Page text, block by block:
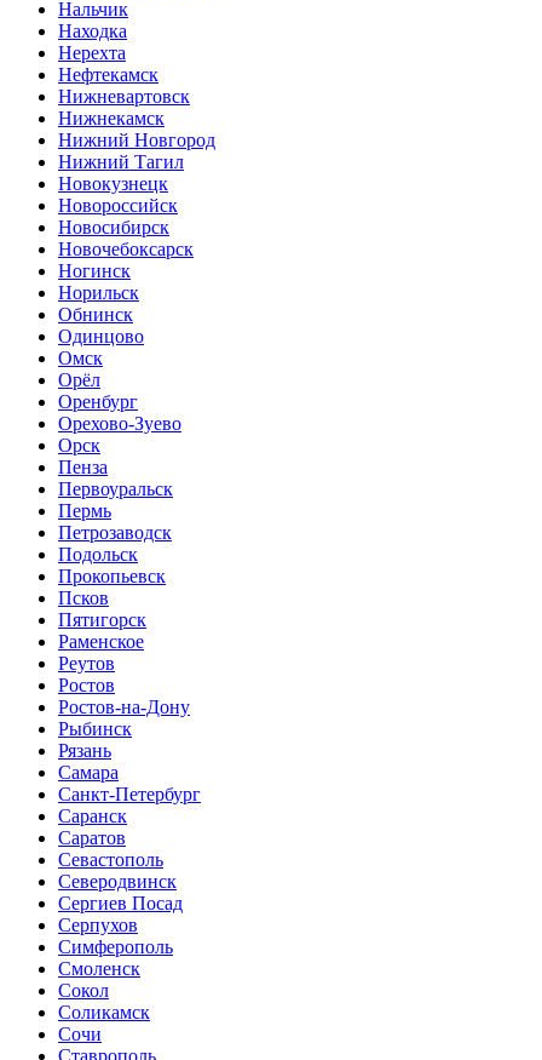
Нальчик
Находка
Нерехта
Нефтекамск
Нижневартовск
Нижнекамск
Нижний Новгород
Нижний Тагил
Новокузнецк
Новороссийск
Новосибирск
Новочебоксарск
Ногинск
Норильск
Обнинск
Одинцово
Омск
Орёл
Оренбург
Орехово-Зуево
Орск
Пенза
Первоуральск
Пермь
Петрозаводск
Подольск
Прокопьевск
Псков
Пятигорск
Раменское
Реутов
Ростов
Ростов-на-Дону
Рыбинск
Рязань
Самара
Санкт-Петербург
Саранск
Саратов
Севастополь
Северодвинск
Сергиев Посад
Серпухов
Симферополь
Смоленск
Сокол
Соликамск
Сочи
Ставрополь